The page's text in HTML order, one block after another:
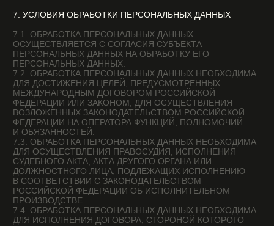
СУБЪЕКТА ПЕРСОНАЛЬНЫХ ДАННЫХ, ОТЗЫВ СОГЛАСИЯ
О ПРЕКРАЩЕНИИ ОБРАБОТКИ ПЕРСОНАЛЬНЫХ ДАННЫХ,
А ТАКЖЕ ВЫЯВЛЕНИЕ НЕПРАВОМЕРНОЙ ОБРАБОТКИ
ПЕРСОНАЛЬНЫХ ДАННЫХ.
9. ПЕРЕЧЕНЬ ДЕЙСТВИЙ, ПРОИЗВОДИМЫХ ОПЕРАТОРОМ
С ПОЛУЧЕННЫМИ ПЕРСОНАЛЬНЫМИ ДАННЫМИ
9.1. ОПЕРАТОР ОСУЩЕСТВЛЯЕТ СБОР, ЗАПИСЬ,
СИСТЕМАТИЗАЦИЮ, НАКОПЛЕНИЕ, ХРАНЕНИЕ,
УТОЧНЕНИЕ (ОБНОВЛЕНИЕ, ИЗМЕНЕНИЕ), ИЗВЛЕЧЕНИЕ,
ИСПОЛЬЗОВАНИЕ, ПЕРЕДАЧУ (РАСПРОСТРАНЕНИЕ,
ПРЕДОСТАВЛЕНИЕ, ДОСТУП), ОБЕЗЛИЧИВАНИЕ,
БЛОКИРОВАНИЕ, УДАЛЕНИЕ И УНИЧТОЖЕНИЕ
ПЕРСОНАЛЬНЫХ ДАННЫХ.
9.2. ОПЕРАТОР ОСУЩЕСТВЛЯЕТ АВТОМАТИЗИРОВАННУЮ
ОБРАБОТКУ ПЕРСОНАЛЬНЫХ ДАННЫХ С ПОЛУЧЕНИЕМ И/
ИЛИ ПЕРЕДАЧЕЙ ПОЛУЧЕННОЙ ИНФОРМАЦИИ
ПО ИНФОРМАЦИОННО-ТЕЛЕКОММУНИКАЦИОННЫМ
СЕТЯМ ИЛИ БЕЗ ТАКОВОЙ.
10. ТРАНСГРАНИЧНАЯ ПЕРЕДАЧА ПЕРСОНАЛЬНЫХ
ДАННЫХ
10.1. ОПЕРАТОР ДО НАЧАЛА ОСУЩЕСТВЛЕНИЯ
ДЕЯТЕЛЬНОСТИ ПО ТРАНСГРАНИЧНОЙ ПЕРЕДАЧЕ
ПЕРСОНАЛЬНЫХ ДАННЫХ ОБЯЗАН УВЕДОМИТЬ
УПОЛНОМОЧЕННЫЙ ОРГАН ПО ЗАЩИТЕ ПРАВ СУБЪЕКТОВ
ПЕРСОНАЛЬНЫХ ДАННЫХ О СВОЕМ НАМЕРЕНИИ